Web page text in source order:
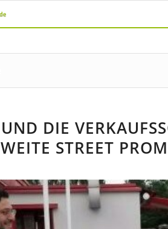
DIE
STREET